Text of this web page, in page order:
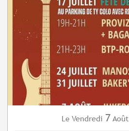
Le Vendredi 7 Août